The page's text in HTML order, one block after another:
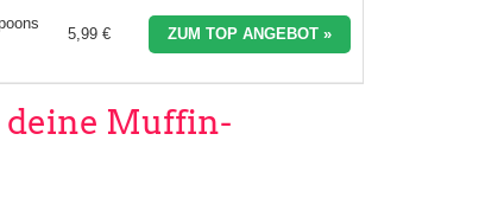
5,99 € ZUM TOP ANGEBOT »
deine Muffin-